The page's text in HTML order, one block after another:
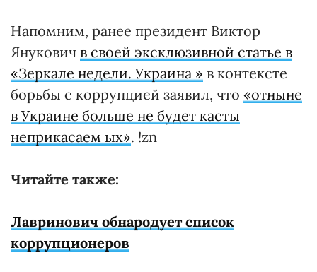
Напомним, ранее президент Виктор
Янукович в своей эксклюзивной статье в
«Зеркале недели. Украина » в контексте
борьбы с коррупцией заявил, что «отныне
в Украине больше не будет касты
неприкасаем ых». !zn
Читайте также:
Лавринович обнародует список
коррупционеров